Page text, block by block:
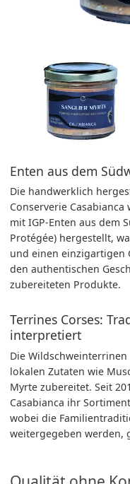
Enten aus dem
Die handwerklich
Conserverie
mit IGP-Enten aus dem
Protégée) hergestellt,
und einen einzigartigen
den authentischen
zubereiteten Produkte.
Terrines Corses:
interpretiert
Die
lokalen Zutaten wie
Myrte zubereitet. Seit
Casabianca ihr
wobei die
weitergegeben werden,